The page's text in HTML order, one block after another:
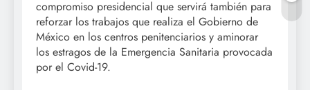
compromiso presidencial que servirá también para
reforzar los trabajos que realiza el Gobierno de
México en los centros penitenciarios y aminorar
los estragos de la Emergencia Sanitaria provocada
por el Covid-19.